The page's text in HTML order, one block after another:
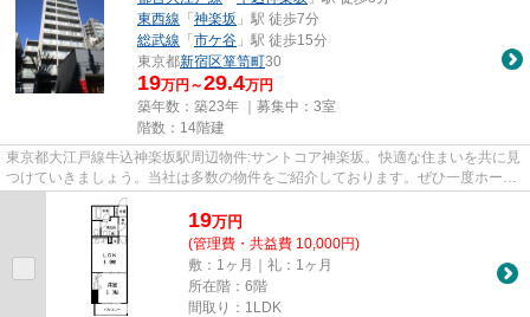
東西線 「 神楽坂 」駅 徒歩7分
総武線 「 市ケ谷 」駅 徒歩15分
東京都新宿区箪笥町30
19万円～29.4万円
築年数：築23年 ｜募集中： 3室
階数：14階建
東京都大江戸線牛込神楽坂駅周辺物件:サントコア神楽坂。快適な住まいを共に見
つけていきましょう。当社は多数の物件をご紹介しております。ぜひ一度ホーム
ページよりご覧ください。
19万円
(管理費・共益費 10,000円)
敷：1ヶ月｜礼：1ヶ月
所在階：6階
間取り：1LDK